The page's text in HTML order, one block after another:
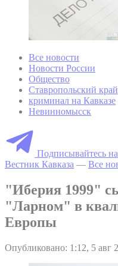
Все новости
Новости России
Общество
Ставропольский край
криминал на Кавказе
Невинномысск
Подписывайтесь
Вестник Кавказа — Все
"Иберия 1999"
"Ларном" в
Европы
Опубликовано: 1:12, 5 авг